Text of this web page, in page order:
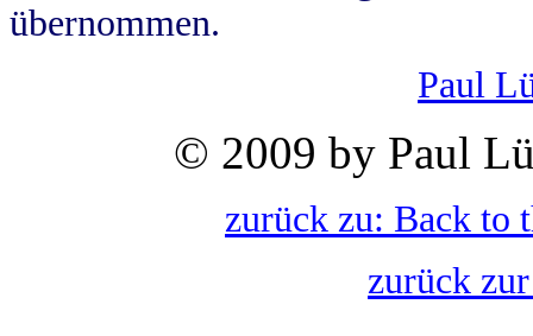
übernommen.
Paul
© 2009 by Paul
zurück zu: Back to
zurück